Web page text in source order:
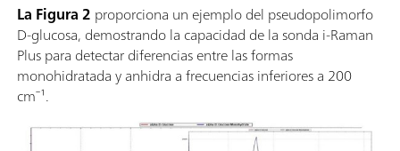
La Figura 2 proporciona un ejemplo del pseudopolimorfo
D-glucosa, demostrando la capacidad de la sonda i-Raman
Plus para detectar diferencias entre las formas
monohidratada y anhidra a frecuencias inferiores a 200
cm⁻¹.